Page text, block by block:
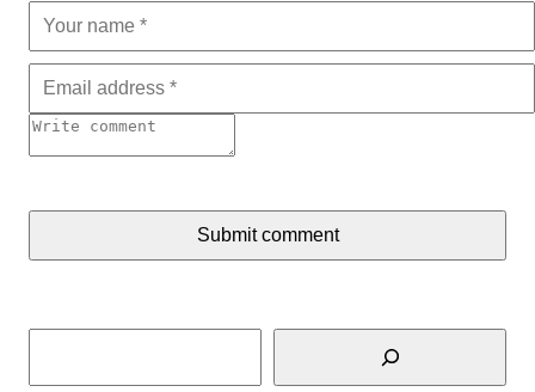
Submit comment
Tìm kiếm